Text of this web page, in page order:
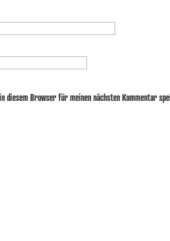
diesem Browser für meinen nächsten Kommentar